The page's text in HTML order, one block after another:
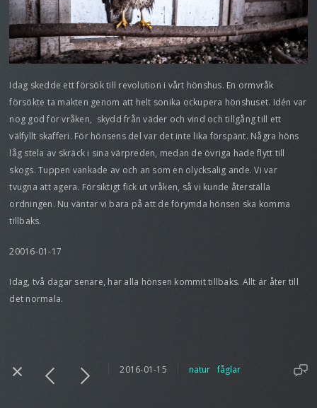
Idag skedde ett försök till revolution i vårt hönshus. En ormvråk
försökte ta makten genom att helt sonika ockupera hönshuset. Idén var
nog god för vråken, skydd från väder och vind och tillgång till ett
välfyllt skafferi. För hönsens del var det inte lika förspänt. Några höns
låg stela av skräck i sina värpreden, medan de övriga hade flytt till
skogs. Tuppen vankade av och an som en olycksalig ande. Vi var
tvugna att agera. Försiktigt fick ut vråken, så vi kunde återställa
ordningen. Nu väntar vi bara på att de förymda hönsen ska komma
tillbaks.
20016-01-17
Idag, två dagar senare, har alla hönsen kommit tillbaks. Allt är åter till
det normala.
2016-01-15 natur fåglar